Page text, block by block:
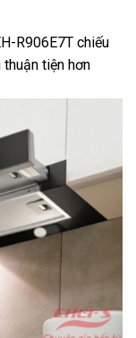
R906E7T chiếu
tiện hơn